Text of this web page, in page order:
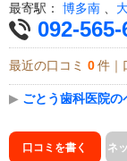
最寄駅： 博多南
092-565-
最近の口コミ 0 件｜
▶ ごとう歯科医院の
口コミを書く ネ